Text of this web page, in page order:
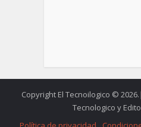
Copyright El Tecnoilogico ©
Tecnologico y